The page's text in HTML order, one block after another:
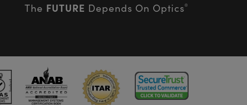
The FUTURE Depends On Optics®